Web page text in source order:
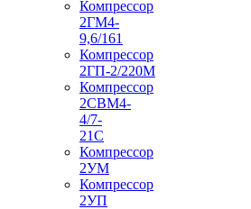
Компрессор
2ГМ4-
9,6/161
Компрессор
2ГП-2/220М
Компрессор
2СВМ4-
4/7-
21С
Компрессор
2УМ
Компрессор
2УП